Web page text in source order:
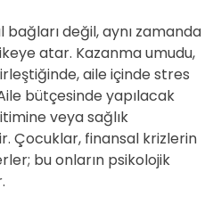
değil, aynı zamanda
atar. Kazanma umudu,
aile içinde stres
bütçesinde yapılacak
veya sağlık
Çocuklar, finansal krizlerin
bu onların psikolojik